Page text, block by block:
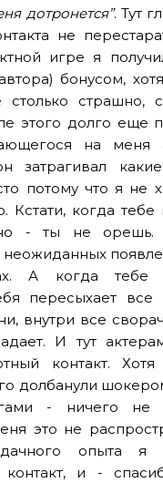
дотронется”. Тут
не
игре я
бонусом,
страшно,
этого долго еще
на меня
затрагивал
потому что я не
Кстати, когда
- ты не
А когда тебе
пересыхает все
внутри все
И тут
контакт.
долбанули
- ничего не
это не
опыта я
контакт, и -